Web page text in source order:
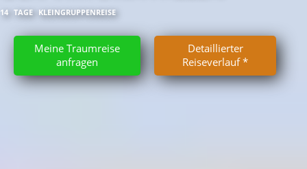
14 TAGE KLEINGRUPPENREISE
Meine Traumreise
anfragen
Detaillierter
Reiseverlauf *